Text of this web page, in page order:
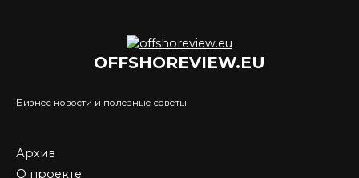
OFFSHOREVIEW.EU
Бизнес новости и полезные советы
Архив
О проекте